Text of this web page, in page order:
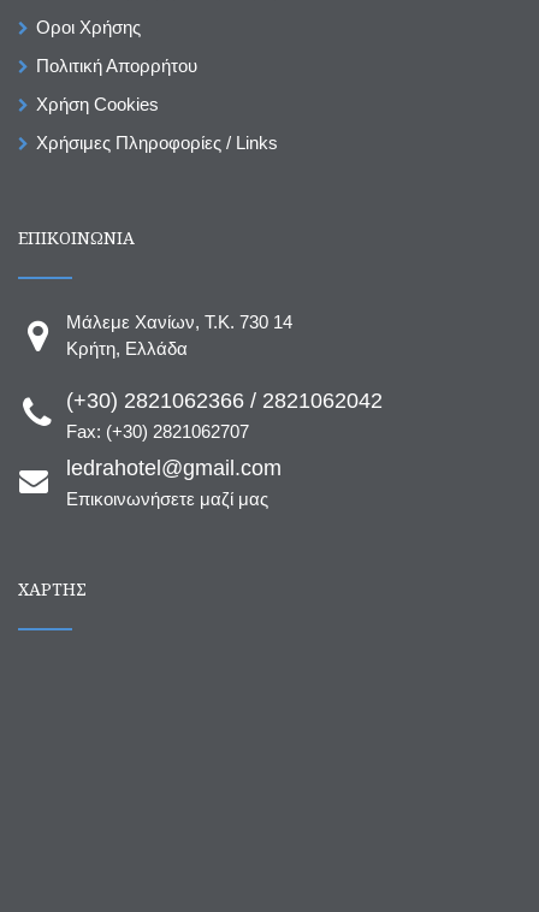
Οροι Χρήσης
Πολιτική Απορρήτου
Χρήση Cookies
Χρήσιμες Πληροφορίες / Links
ΕΠΙΚΟΙΝΩΝΙΑ
Μάλεμε Χανίων, T.K. 730 14
Κρήτη, Ελλάδα
(+30) 2821062366 / 2821062042
Fax: (+30) 2821062707
ledrahotel@gmail.com
Επικοινωνήσετε μαζί μας
ΧΆΡΤΗΣ